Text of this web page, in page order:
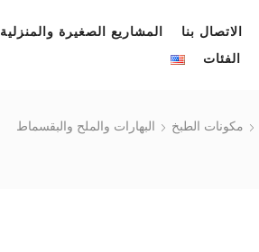
الاتصال بنا المشاريع الصغيرة والمنزلية
الفئات
مكونات الطبخ البهارات والملح والبقسماط